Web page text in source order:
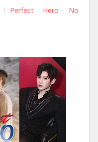
Perfect Hero
No